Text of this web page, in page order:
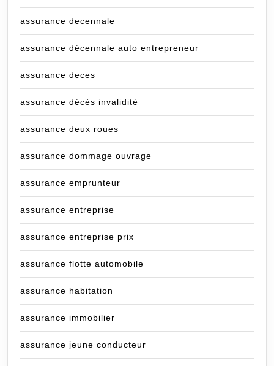
assurance decennale
assurance décennale auto entrepreneur
assurance deces
assurance décès invalidité
assurance deux roues
assurance dommage ouvrage
assurance emprunteur
assurance entreprise
assurance entreprise prix
assurance flotte automobile
assurance habitation
assurance immobilier
assurance jeune conducteur